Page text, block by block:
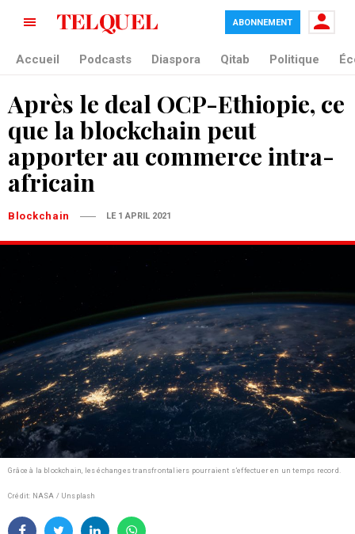
ABONNEMENT
Accueil Podcasts Diaspora Qitab Politique
Après le deal OCP-Ethiopie, ce
que la blockchain peut
apporter au commerce intra-
africain
Blockchain LE 1 APRIL 2021
Grâce à la blockchain, les échanges transfrontaliers pourraient s’effectuer en un temps record.
Crédit: NASA / Unsplash